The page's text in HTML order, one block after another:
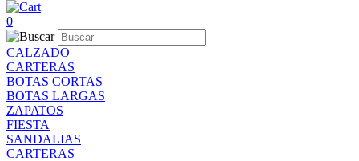
0
CALZADO
CARTERAS
BOTAS CORTAS
BOTAS LARGAS
ZAPATOS
FIESTA
SANDALIAS
CARTERAS